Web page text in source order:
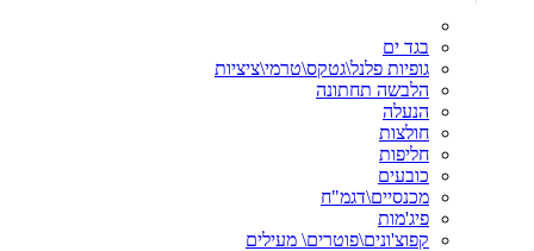
בגד ים
גופיות פלנל\גטקס\טרמי\ציציות
הלבשה תחתונה
הנעלה
חולצות
חליפות
כובעים
מכנסיים\דגמ"ח
פיג'מות
קפוצ'ונים\פוטרים\ מעילים